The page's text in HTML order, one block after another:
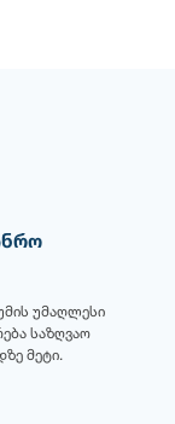
უმაღლესი
საზღვაო
მეტი.